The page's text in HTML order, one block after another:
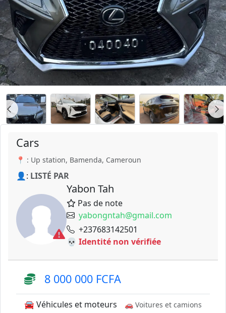
Cars
📍 : Up station, Bamenda, Cameroun
👤: LISTÉ PAR
Yabon Tah
Pas de note
yabongntah@gmail.com
+237683142501
💀 Identité non vérifiée
8 000 000 FCFA
🚘 Véhicules et moteurs 🚗 Voitures et camions